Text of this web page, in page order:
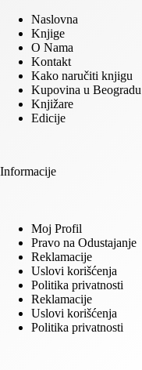
Naslovna
Knjige
O Nama
Kontakt
Kako naručiti knjigu
Kupovina u Beogradu
Knjižare
Edicije
Informacije
Moj Profil
Pravo na Odustajanje
Reklamacije
Uslovi korišćenja
Politika privatnosti
Reklamacije
Uslovi korišćenja
Politika privatnosti